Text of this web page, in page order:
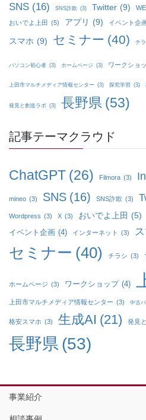
SNS (16) SNS詐欺 (3) Twitter (9)
おいでよ上田 (5) アプリ (9) イベント企
スマホ (9) セミナー (40) チ
パソコン初心者 (3) ホームページ (3) ワークショ
上田市マルチメディア情報センター (3) 探究学習 (3)
発見と創造ラボ (3) 長野県 (53)
記事テーマクラウド
ChatGPT (26) Filmora (3)
mineo (3) SNS (16) SNS詐欺 (3)
Wordpress (3) X (3) おいでよ上田 (5)
イベント企画 (4) インターネット (3)
セミナー (40) チラシ (3)
ホームページ (3) ワークショップ (4)
上田市マルチメディア情報センター (3) 中古
格安スマホ (3) 生成AI (21) 発見
長野県 (53)
事業紹介